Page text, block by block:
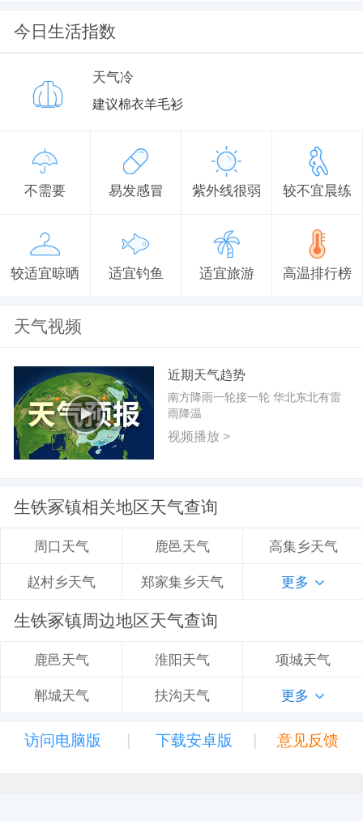
今日生活指数
天气冷
建议棉衣羊毛衫
不需要 易发感冒 紫外线很弱 较不宜晨练
较适宜晾晒 适宜钓鱼 适宜旅游 高温排行榜
天气视频
近期天气趋势
南方降雨一轮接一轮 华北东北有雷
雨降温
视频播放 >
生铁冢镇相关地区天气查询
周口天气 鹿邑天气 高集乡天气
赵村乡天气 郑家集乡天气 更多
生铁冢镇周边地区天气查询
鹿邑天气 淮阳天气 项城天气
郸城天气 扶沟天气 更多
访问电脑版 | 下载安卓版 | 意见反馈